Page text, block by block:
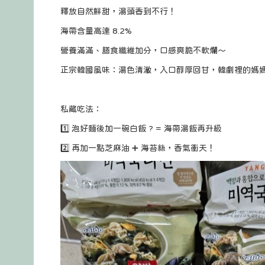
釋放自然鮮甜，湯頭香到不行！
海帶含量高達 8.2%
營養滿滿、膳食纖維加分，口感爽脆不軟爛～
正宗韓國風味：湯色清澈，入口醇厚回甘，韓劇裡的媽
私藏吃法：
1️⃣ 泡好麵後加一碗白飯 ? = 海帶湯飯再升級
2️⃣ 再加一點芝麻油 ➕ 海苔絲，香氣衝天！